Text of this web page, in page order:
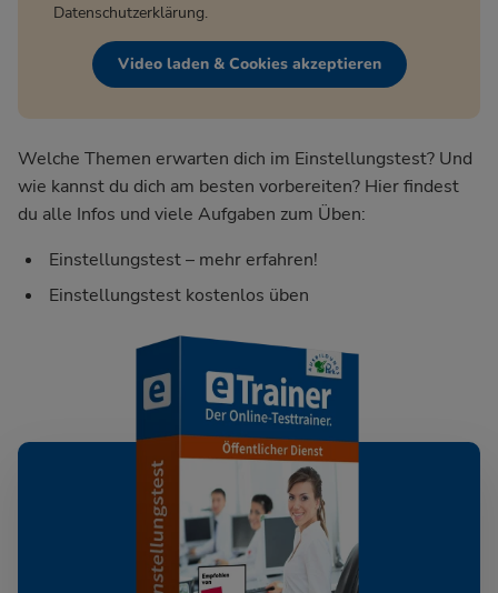
Datenschutzerklärung.
Video laden & Cookies akzeptieren
Welche Themen erwarten dich im Einstellungstest? Und
wie kannst du dich am besten vorbereiten? Hier findest
du alle Infos und viele Aufgaben zum Üben:
Einstellungstest – mehr erfahren!
Einstellungstest kostenlos üben